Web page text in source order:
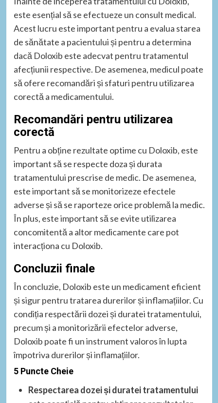
este esențial să se efectueze un consult medical.
Acest lucru este important pentru a evalua starea
de sănătate a pacientului și pentru a determina
dacă Doloxib este adecvat pentru tratamentul
afecțiunii respective. De asemenea, medicul poate
să ofere recomandări și sfaturi pentru utilizarea
corectă a medicamentului.
Recomandări pentru utilizarea
corectă
Pentru a obține rezultate optime cu Doloxib, este
important să se respecte doza și durata
tratamentului prescrise de medic. De asemenea,
este important să se monitorizeze efectele
adverse și să se raporteze orice problemă la medic.
În plus, este important să se evite utilizarea
concomitentă a altor medicamente care pot
interacționa cu Doloxib.
Concluzii finale
În concluzie, Doloxib este un medicament eficient
și sigur pentru tratarea durerilor și inflamațiilor. Cu
condiția respectării dozei și duratei tratamentului,
precum și a monitorizării efectelor adverse,
Doloxib poate fi un instrument valoros în lupta
împotriva durerilor și inflamațiilor.
5 Puncte Cheie
Respectarea dozei și duratei tratamentului